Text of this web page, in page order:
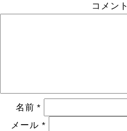
コメント
名前*
メール *